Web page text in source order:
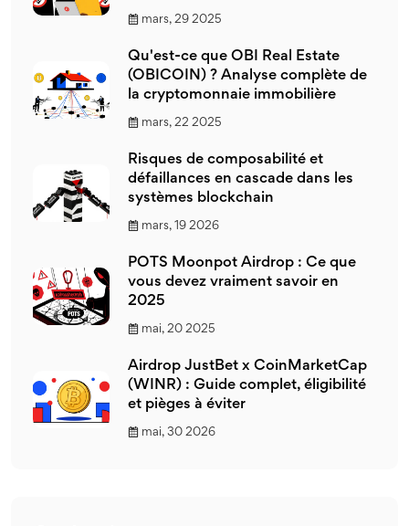
mars, 29 2025
Qu'est-ce que OBI Real Estate
(OBICOIN) ? Analyse complète de
la cryptomonnaie immobilière
mars, 22 2025
Risques de composabilité et
défaillances en cascade dans les
systèmes blockchain
mars, 19 2026
POTS Moonpot Airdrop : Ce que
vous devez vraiment savoir en
2025
mai, 20 2025
Airdrop JustBet x CoinMarketCap
(WINR) : Guide complet, éligibilité
et pièges à éviter
mai, 30 2026